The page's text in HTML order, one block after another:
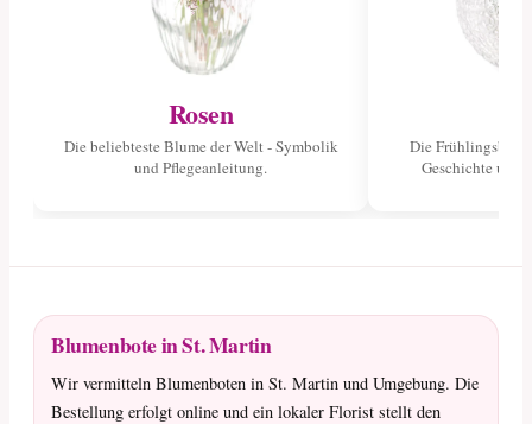
Rosen
Die beliebteste Blume der Welt - Symbolik
und Pflegeanleitung.
Die
Geschichte und
Blumenbote in St. Martin
Wir vermitteln Blumenboten in St. Martin und Umgebung. Die
Bestellung erfolgt online und ein lokaler Florist stellt den